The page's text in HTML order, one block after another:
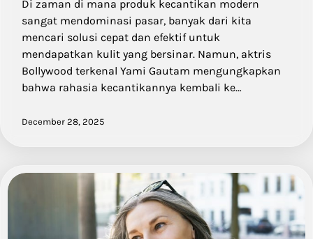
Di zaman di mana produk kecantikan modern
sangat mendominasi pasar, banyak dari kita
mencari solusi cepat dan efektif untuk
mendapatkan kulit yang bersinar. Namun, aktris
Bollywood terkenal Yami Gautam mengungkapkan
bahwa rahasia kecantikannya kembali ke…
December 28, 2025